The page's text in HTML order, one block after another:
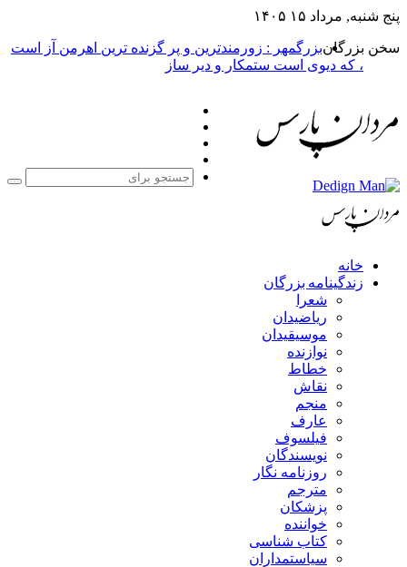
پنج شنبه, مرداد ۱۵ ۱۴۰۵
سخن بزرگانبزرگمهر : زورمندترین و پر گزنده ترین اهرمن آز است
، که دیوی است ستمکار و دیر ساز
خانه
زندگینامه بزرگان
شعرا
ریاضیدان
موسیقیدان
نوازنده
خطاط
نقاش
منجم
عارف
فیلسوف
نویسندگان
روزنامه نگار
مترجم
پزشکان
خواننده
کتاب شناسی
سیاستمداران